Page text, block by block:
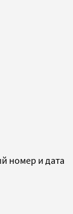
номер и дата